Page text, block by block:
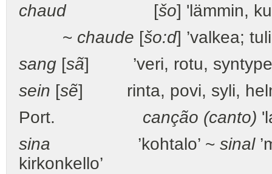
chaud[šo] 'lämmin,
~ chaude [šo:d] ’valkea;
sang [sã] ’veri, rotu,
sein [sẽ] rinta, povi, syli,
Port. canção (canto)
sina ’kohtalo’ ~ sinal
kirkonkello’